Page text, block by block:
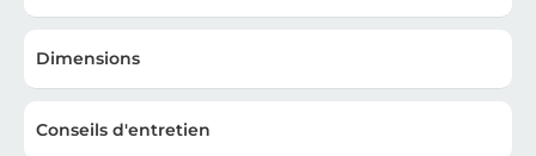
Dimensions
Conseils d'entretien